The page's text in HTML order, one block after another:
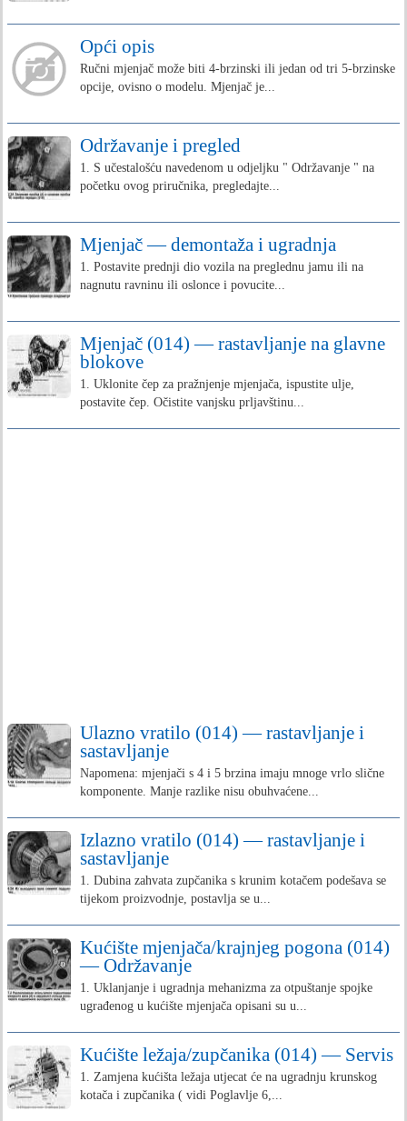
Opći opis
Ručni mjenjač može biti 4-brzinski ili jedan od tri 5-brzinske
opcije, ovisno o modelu. Mjenjač je...
Održavanje i pregled
1. S učestalošću navedenom u odjeljku " Održavanje " na
početku ovog priručnika, pregledajte...
Mjenjač — demontaža i ugradnja
1. Postavite prednji dio vozila na preglednu jamu ili na
nagnutu ravninu ili oslonce i povucite...
Mjenjač (014) — rastavljanje na glavne
blokove
1. Uklonite čep za pražnjenje mjenjača, ispustite ulje,
postavite čep. Očistite vanjsku prljavštinu...
Ulazno vratilo (014) — rastavljanje i
sastavljanje
Napomena: mjenjači s 4 i 5 brzina imaju mnoge vrlo slične
komponente. Manje razlike nisu obuhvaćene...
Izlazno vratilo (014) — rastavljanje i
sastavljanje
1. Dubina zahvata zupčanika s krunim kotačem podešava se
tijekom proizvodnje, postavlja se u...
Kućište mjenjača/krajnjeg pogona (014)
— Održavanje
1. Uklanjanje i ugradnja mehanizma za otpuštanje spojke
ugrađenog u kućište mjenjača opisani su u...
Kućište ležaja/zupčanika (014) — Servis
1. Zamjena kućišta ležaja utjecat će na ugradnju krunskog
kotača i zupčanika ( vidi Poglavlje 6,...